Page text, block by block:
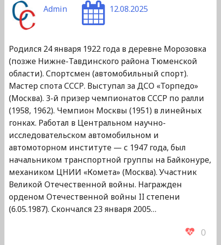
Admin 12.08.2025
Родился 24 января 1922 года в деревне Морозовка
(позже Нижне-Тавдинского района Тюменской
области). Спортсмен (автомобильный спорт).
Мастер спота СССР. Выступал за ДСО «Торпедо»
(Москва). 3-й призер чемпионатов СССР по ралли
(1958, 1962). Чемпион Москвы (1951) в линейных
гонках. Работал в Центральном научно-
исследовательском автомобильном и
автомоторном институте — с 1947 года, был
начальником транспортной группы на Байконуре,
механиком ЦНИИ «Комета» (Москва). Участник
Великой Отечественной войны. Награжден
орденом Отечественной войны II степени
(6.05.1987). Скончался 23 января 2005…
0